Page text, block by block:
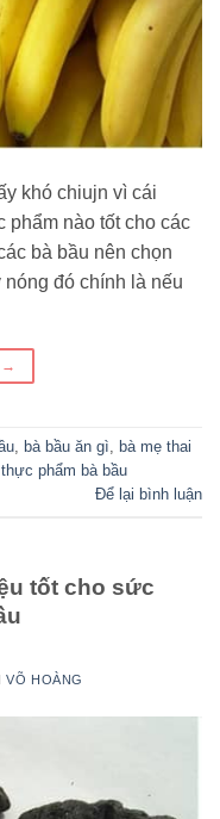
khó chiujn vì cái
phẩm nào tốt cho các
bà bầu nên chọn
đó chính là nếu
→
, bà bầu ăn gì, bà mẹ thai
thực phẩm bà bầu
Để lại bình luận
tốt cho sức
VÕ HOÀNG